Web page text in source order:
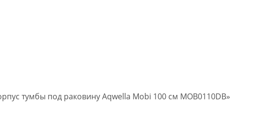
тумбы под раковину Aqwella Mobi 100 см MOB0110DB»